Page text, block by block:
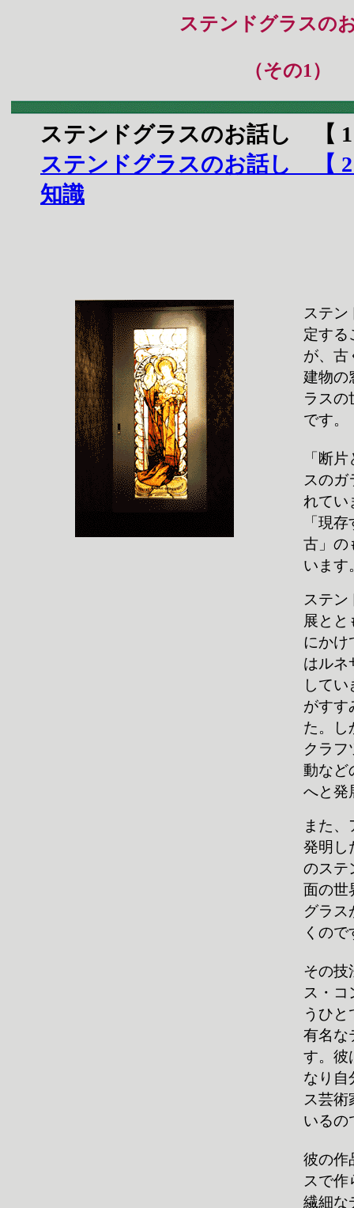
ステンドグラスの
（その1）
ステンドグラスのお話し
ステンドグラスのお話し
【
知識
ステ
定する
が、古
建物の
ラスの
です。
「断
スの
れてい
「現
古」の
います
ステ
展とと
にかけ
はルネ
して
がすす
た。し
クラフ
動など
へと発
また
発明し
のステ
面の世
グラス
くの
その技
ス・
うひ
有名な
す。彼
なり自
ス芸
いるの
彼の作
スで
繊細な